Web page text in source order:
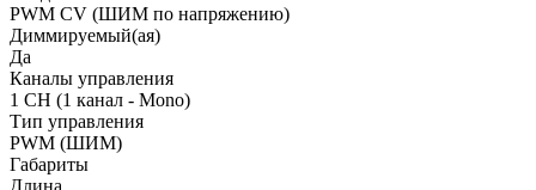
PWM СV (ШИМ по напряжению)
Диммируемый(ая)
Да
Каналы управления
1 CH (1 канал - Mono)
Тип управления
PWM (ШИМ)
Габариты
Длина